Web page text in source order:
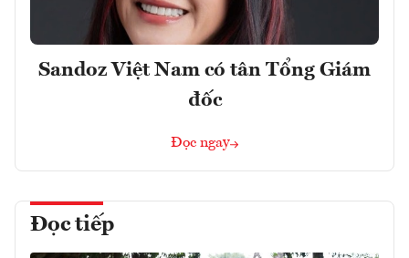
Sandoz Việt Nam có tân Tổng Giám
đốc
Đọc ngay
Đọc tiếp